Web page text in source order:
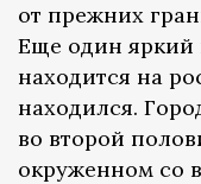
от прежних
Еще один яркий
находится на
находился.
во второй
окруженном со